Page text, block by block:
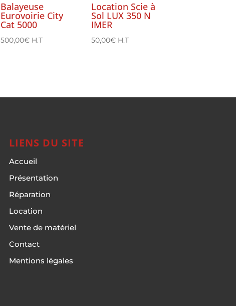
Balayeuse
Eurovoirie City
Cat 5000
500,00€ H.T
Location Scie à
Sol LUX 350 N
IMER
50,00€ H.T
LIENS DU SITE
Accueil
Présentation
Réparation
Location
Vente de matériel
Contact
Mentions légales